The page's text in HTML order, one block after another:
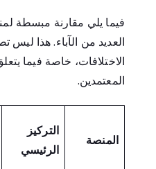
فيما يلي مقارنة مبسطة
العديد من الآباء. هذا ليس
الاختلافات، خاصة فيما
المعتمدين.
المنصة
التركيز
الرئيسي